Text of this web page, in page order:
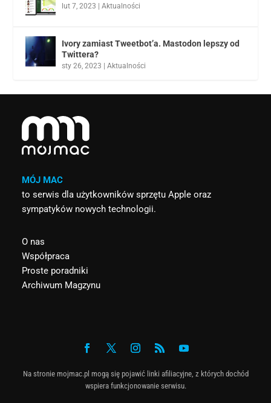
lut 7, 2023 |Aktualności
Ivory zamiast Tweetbot’a. Mastodon lepszy od
Twittera?
sty 26, 2023 |Aktualności
MÓJ MAC
to serwis dla użytkowników sprzętu Apple oraz
sympatyków nowych technologii.
O nas
Współpraca
Proste poradniki
Archiwum Magzynu
Na stronie mojmac.pl mogą się pojawić linki afiliacyjne, z których dochód
wspiera funkcjonowanie serwisu.